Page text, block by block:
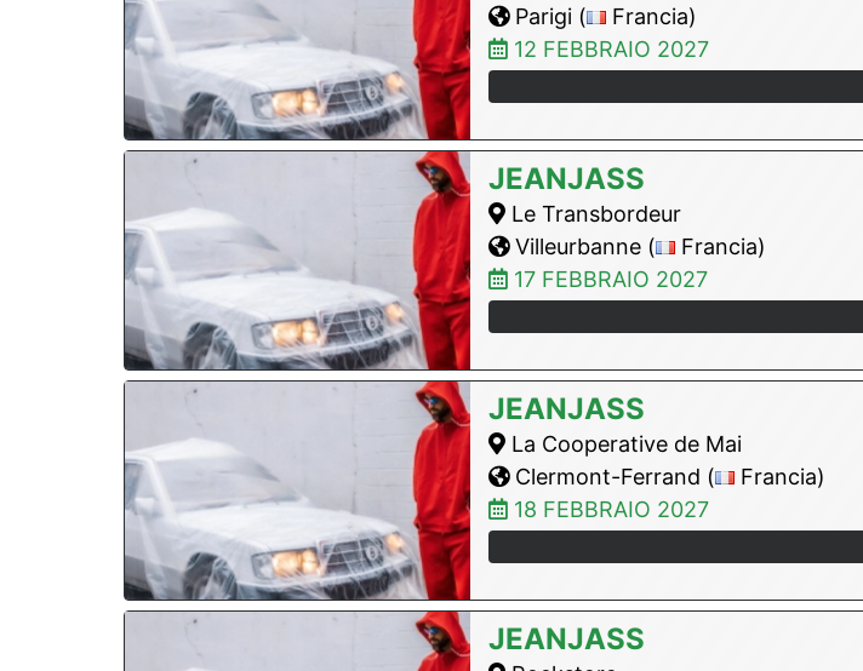
Parigi (
Francia)
12 FEBBRAIO 2027
JEANJASS
Le Transbordeur
Villeurbanne (
Francia)
17 FEBBRAIO 2027
JEANJASS
La Cooperative de Mai
Clermont-Ferrand (
Francia)
18 FEBBRAIO 2027
JEANJASS